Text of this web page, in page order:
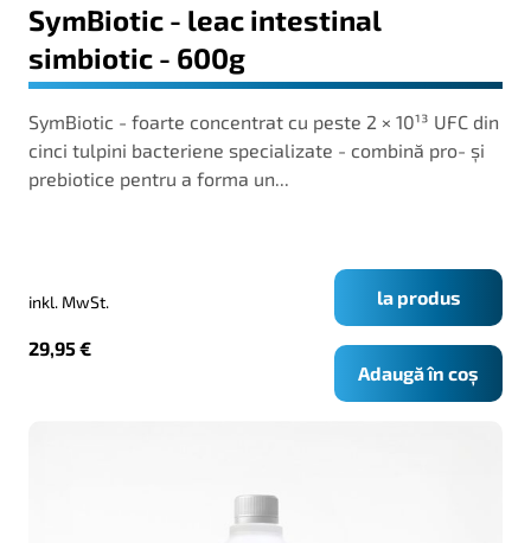
SymBiotic - leac intestinal
simbiotic - 600g
SymBiotic - foarte concentrat cu peste 2 × 10¹³ UFC din
cinci tulpini bacteriene specializate - combină pro- și
prebiotice pentru a forma un...
inkl. MwSt.
29,95€
la produs
Adaugă în coș